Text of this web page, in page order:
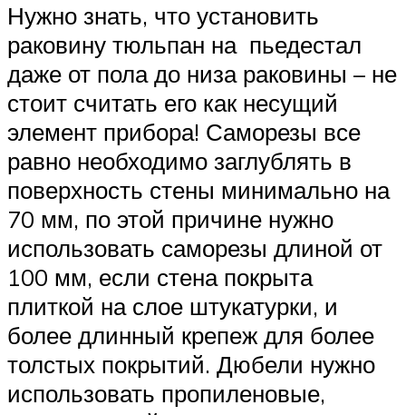
Нужно знать, что установить
раковину тюльпан на пьедестал
даже от пола до низа раковины – не
стоит считать его как несущий
элемент прибора! Саморезы все
равно необходимо заглублять в
поверхность стены минимально на
70 мм, по этой причине нужно
использовать саморезы длиной от
100 мм, если стена покрыта
плиткой на слое штукатурки, и
более длинный крепеж для более
толстых покрытий. Дюбели нужно
использовать пропиленовые,